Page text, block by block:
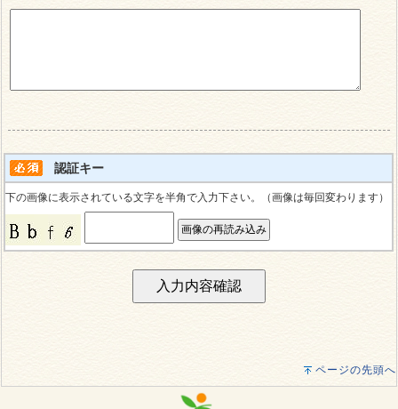
認証キー
下の画像に表示されている文字を半角で入力下さい。（画像は毎回変わります）
ページの先頭へ